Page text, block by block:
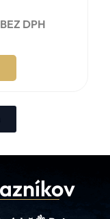
BEZ DPH